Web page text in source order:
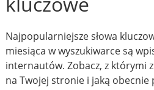
Najpopularniejsze słowa
miesiąca w wyszukiwarce są
internautów. Zobacz, z którymi
na Twojej stronie i jaką obecnie